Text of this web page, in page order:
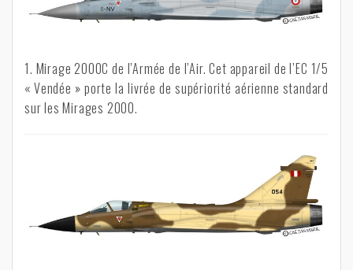
1. Mirage 2000C de l’Armée de l’Air. Cet appareil de l’EC 1/5
« Vendée » porte la livrée de supériorité aérienne standard
sur les Mirages 2000.